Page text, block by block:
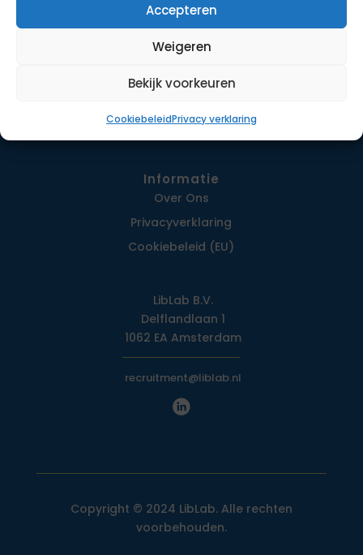
Accepteren
Weigeren
Bekijk voorkeuren
CookiebeleidPrivacy verklaring
Opdrachten
Werkwijze
Contact
Informatie
Over Ons
Privacy­verklaring
Cookiebeleid (EU)
LibLab B.V.
Delflandlaan 1
1062 EA Amsterdam
recruitment@liblab.nl
Copyright © 2024 LibLab. Alle rechten
voorbehouden.